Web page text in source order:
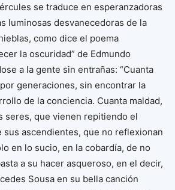
se traduce en esperanzadoras
luminosas desvanecedoras de la
como dice el poema
la oscuridad” de Edmundo
a la gente sin entrañas: “Cuanta
generaciones, sin encontrar la
de la conciencia. Cuanta maldad,
seres, que vienen repitiendo el
ascendientes, que no reflexionan
en lo sucio, en la cobardía, de no
a su hacer asqueroso, en el decir,
Sousa en su bella canción